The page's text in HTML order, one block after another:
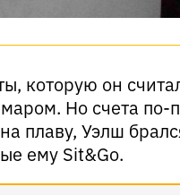
которую он
Но счета
плаву, Уэлш
ему Sit&Go.